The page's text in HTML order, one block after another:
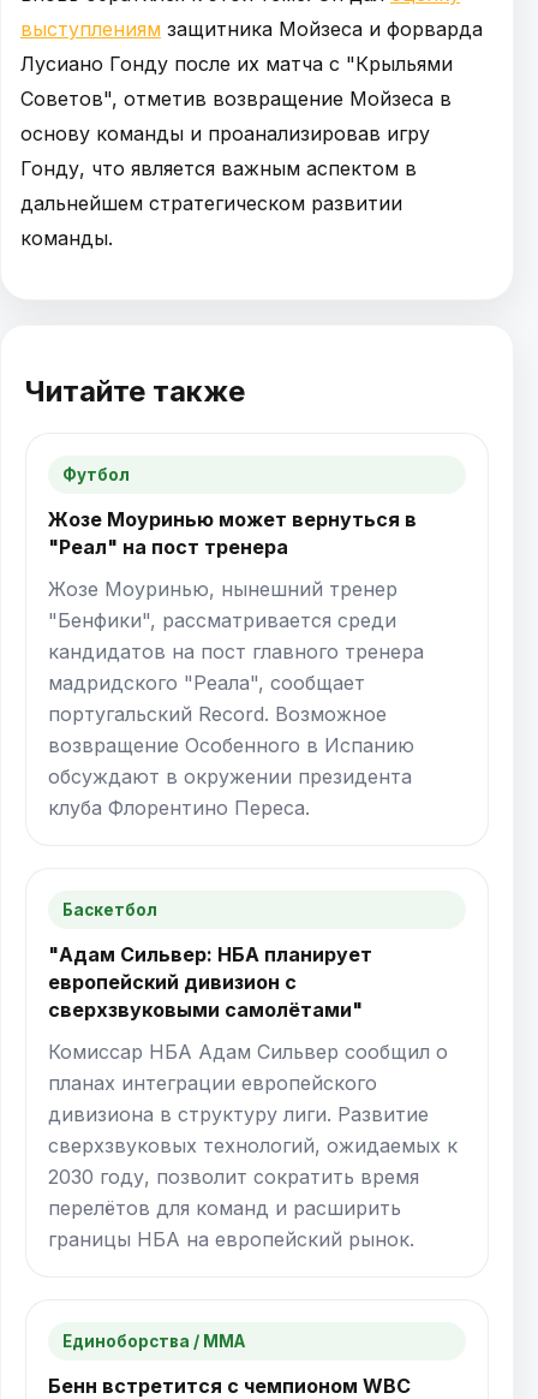
выступлениям защитника Мойзеса и форварда
Лусиано Гонду после их матча с "Крыльями
Советов", отметив возвращение Мойзеса в
основу команды и проанализировав игру
Гонду, что является важным аспектом в
дальнейшем стратегическом развитии
команды.
Читайте также
Футбол
Жозе Моуринью может вернуться в
"Реал" на пост тренера
Жозе Моуринью, нынешний тренер
"Бенфики", рассматривается среди
кандидатов на пост главного тренера
мадридского "Реала", сообщает
португальский Record. Возможное
возвращение Особенного в Испанию
обсуждают в окружении президента
клуба Флорентино Переса.
Баскетбол
"Адам Сильвер: НБА планирует
европейский дивизион с
сверхзвуковыми самолётами"
Комиссар НБА Адам Сильвер сообщил о
планах интеграции европейского
дивизиона в структуру лиги. Развитие
сверхзвуковых технологий, ожидаемых к
2030 году, позволит сократить время
перелётов для команд и расширить
границы НБА на европейский рынок.
Единоборства / ММА
Бенн встретится с чемпионом WBC